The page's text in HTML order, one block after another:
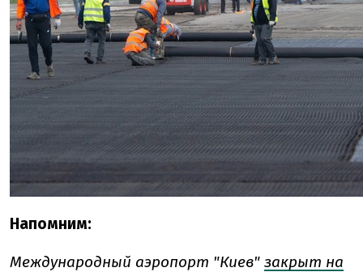
Напомним:
Международный аэропорт "Киев" закрыт на